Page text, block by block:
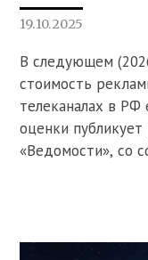
19.10.2025
В следующем
стоимость
телеканалах в
оценки
«Ведомости», со